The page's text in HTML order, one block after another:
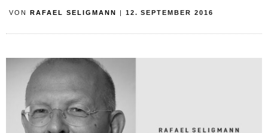
VON RAFAEL SELIGMANN | 12. SEPTEMBER 2016